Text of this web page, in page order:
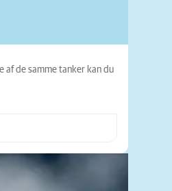
af de samme tanker kan du